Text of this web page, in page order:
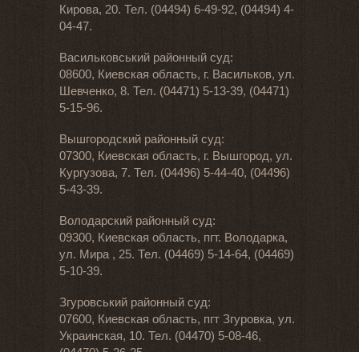
Кирова, 20. Тел. (04494) 6-49-92, (04494) 4-
04-47.
Васильковський районный суд:
08600, Киевская область, г. Васильков, ул.
Шевченко, 8. Тел. (04471) 5-13-39, (04471)
5-15-96.
Вышгородский районный суд:
07300, Киевская область, г. Вышгород, ул.
Кургузова, 7. Тел. (04496) 5-44-40, (04496)
5-43-39.
Володарский районный суд:
09300, Киевская область, пгт. Володарка,
ул. Мира , 25. Тел. (04469) 5-14-64, (04469)
5-10-39.
Згуровський районный суд:
07600, Киевская область, пгт Згуровка, ул.
Украинская, 10. Тел. (04470) 5-08-46,